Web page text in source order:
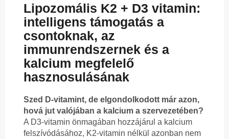
Lipozomális K2 + D3 vitamin:
intelligens támogatás a
csontoknak, az
immunrendszernek és a
kalcium megfelelő
hasznosulásának
Szed D-vitamint, de elgondolkodott már azon,
hová jut valójában a kalcium a szervezetében?
A D3-vitamin önmagában hozzájárul a kalcium
felszívódásához, K2-vitamin nélkül azonban nem